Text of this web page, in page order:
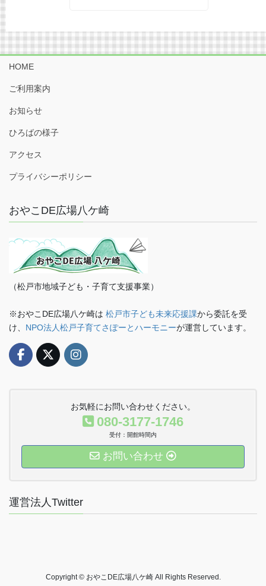
HOME
ご利用案内
お知らせ
ひろばの様子
アクセス
プライバシーポリシー
おやこDE広場八ケ崎
（松戸市地域子ども・子育て支援事業）
※おやこDE広場八ケ崎は 松戸市子ども未来応援課から委託を受
け、 NPO法人松戸子育てさぽーとハーモニーが運営しています。
お気軽にお問い合わせください。
080-3177-1746
受付：開館時間内
お問い合わせ
運営法人Twitter
Copyright © おやこDE広場八ケ崎 All Rights Reserved.